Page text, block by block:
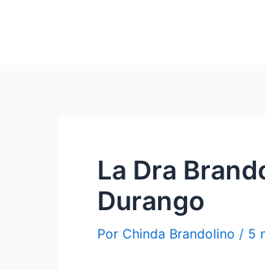
La Dra
Durango
Por Chinda Brandolino / 5